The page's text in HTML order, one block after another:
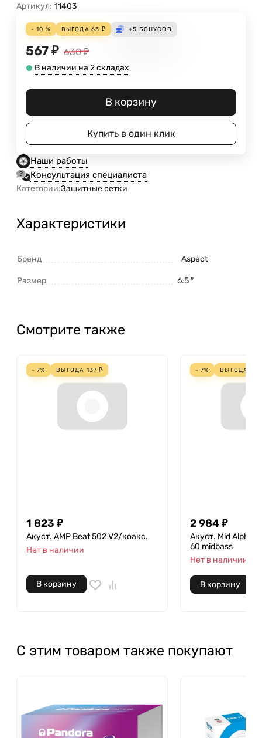
Артикул: 11403
- 10 % ВЫГОДА 63 ₽ +5 БОНУСОВ
567 ₽ 630 ₽
В наличии на 2 складах
В корзину
Купить в один клик
Наши работы
Консультация специалиста
Категории:Защитные сетки
Характеристики
Бренд Aspect
Размер 6.5 ″
Смотрите также
- 7% ВЫГОДА 137 ₽
1 823 ₽
Акуст. AMP Beat 502 V2/коакс.
Нет в наличии
В корзину
- 7% ВЫГОДА
2 984₽
Акуст. Mid
60 midbass
Нет в наличии
В корзину
С этим товаром также покупают